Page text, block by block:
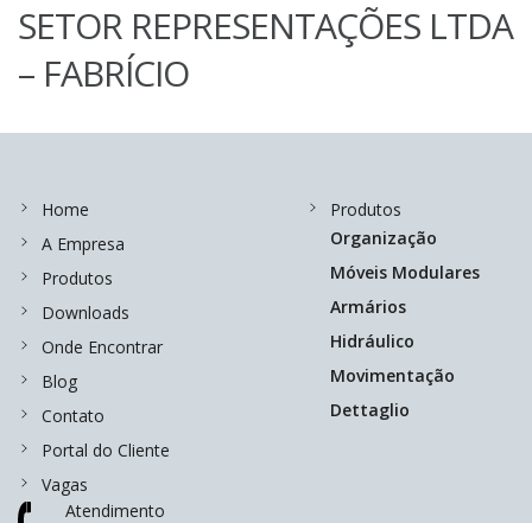
SETOR REPRESENTAÇÕES LTDA
– FABRÍCIO
Home
A Empresa
Produtos
Downloads
Onde Encontrar
Blog
Contato
Portal do Cliente
Vagas
Produtos
Organização
Móveis Modulares
Armários
Hidráulico
Movimentação
Dettaglio
Atendimento